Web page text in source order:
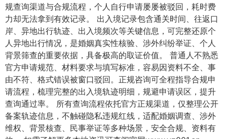
规查询渠道与合规流程，个人自行申请屡屡被驳回，耗时费
力却无法拿到有效记录。 出入境记录包含通关时间、往返口
岸、异地出行轨迹、出入境频次等关键信息，可完整还原个
人异地出行情况，是婚姻真实性核验、涉外纠纷举证、个人
背景筛查的重要依据，具备极高的取证价值。 普通人不熟悉
官方申请规范、材料要求与填写标准，容易因资料不全、事
由不符、格式错误被窗口驳回。正规咨询可全程指导合规申
请流程，梳理完整的出入境轨迹明细，规避申请误区，提升
查询通过率。 所有查询流程依托官方正规渠道，仅整理公开
备案轨迹信息，不触碰隐私违规红线，适配婚姻调查、涉外
维权、背景核查、民事举证等多种场景，安全合规、资料有